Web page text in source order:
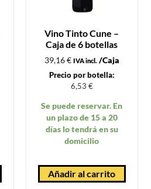
Vino Tinto Cune –
Caja de 6 botellas
39,16€ IVA incl./Caja
Precio por botella:
6,53 €
Se puede reservar. En
un plazo de 15 a 20
días lo tendrá en su
domicilio
Añadir al carrito